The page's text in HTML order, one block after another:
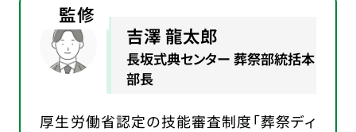
監修
吉澤 龍太郎
長坂式典センター 葬祭部統括本
部長
厚生労働省認定の技能審査制度「葬祭ディ